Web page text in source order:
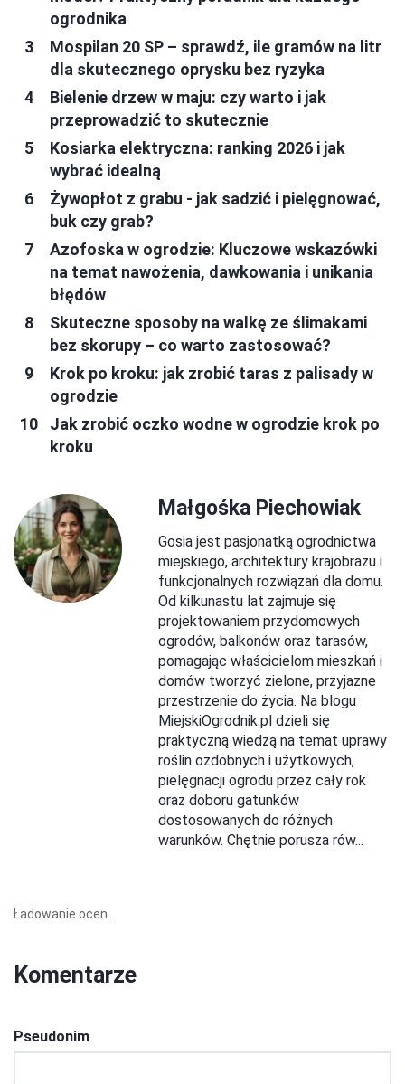
ogrodnika
Mospilan 20 SP – sprawdź, ile gramów na litr
dla skutecznego oprysku bez ryzyka
Bielenie drzew w maju: czy warto i jak
przeprowadzić to skutecznie
Kosiarka elektryczna: ranking 2026 i jak
wybrać idealną
Żywopłot z grabu - jak sadzić i pielęgnować,
buk czy grab?
Azofoska w ogrodzie: Kluczowe wskazówki
na temat nawożenia, dawkowania i unikania
błędów
Skuteczne sposoby na walkę ze ślimakami
bez skorupy – co warto zastosować?
Krok po kroku: jak zrobić taras z palisady w
ogrodzie
Jak zrobić oczko wodne w ogrodzie krok po
kroku
Małgośka Piechowiak
Gosia jest pasjonatką ogrodnictwa
miejskiego, architektury krajobrazu i
funkcjonalnych rozwiązań dla domu.
Od kilkunastu lat zajmuje się
projektowaniem przydomowych
ogrodów, balkonów oraz tarasów,
pomagając właścicielom mieszkań i
domów tworzyć zielone, przyjazne
przestrzenie do życia. Na blogu
MiejskiOgrodnik.pl dzieli się
praktyczną wiedzą na temat uprawy
roślin ozdobnych i użytkowych,
pielęgnacji ogrodu przez cały rok
oraz doboru gatunków
dostosowanych do różnych
warunków. Chętnie porusza rów...
Ładowanie ocen...
Komentarze
Pseudonim